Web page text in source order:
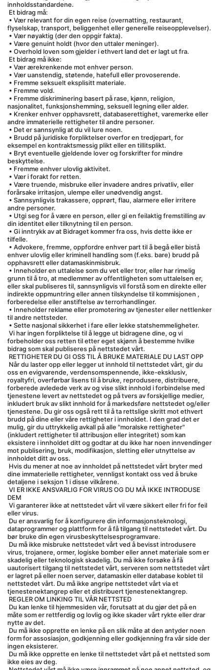
innholdsstandardene.
Et bidrag må:
flyselskap, transport, beliggenhet eller generelle reiseopplevelser).
• Vær nøyaktig (der den oppgir fakta).
• Være genuint holdt (hvor den uttaler meninger).
• Overhold loven som gjelder i ethvert land det er lagt ut fra.
Et bidrag må ikke:
• Vær ærekrenkende mot enhver person.
• Vær uanstendig, støtende, hatefull eller provoserende.
• Fremme seksuelt eksplisitt materiale.
• Fremme vold.
nasjonalitet, funksjonshemming, seksuell legning eller alder.
andre immaterielle rettigheter til andre personer.
• Det er sannsynlig at du vil lure noen.
eksempel en kontraktsmessig plikt eller en tillitsplikt.
beskyttelse.
• Fremme enhver ulovlig aktivitet.
• Vær i forakt for retten.
forårsake irritasjon, ulempe eller unødvendig angst.
andre personer.
din identitet eller tilknytning til en person.
tilfelle.
enhver ulovlig eller kriminell handling som (f.eks. bare) brudd på
opphavsrett eller datamaskinmisbruk.
grunn til å tro, at medlemmer av offentligheten som uttalelsen er,
eller skal publiseres til, sannsynligvis vil forstå som en direkte eller
indirekte oppmuntring eller annen tilskyndelse til kommisjonen ,
forberedelse eller anstiftelse av terrorhandlinger.
til andre nettsteder.
• Sette nasjonal sikkerhet i fare eller lekke statshemmeligheter.
forbeholder oss retten til etter eget skjønn å bestemme hvilke
bidrag som skal publiseres på nettstedet vårt.
RETTIGHETER DU GI OSS TIL Å BRUKE MATERIALE DU LAST OPP
oss en evigvarende, verdensomspennende, ikke-eksklusiv,
royaltyfri, overførbar lisens til å bruke, reprodusere, distribuere,
forberede avledede verk av og vise slikt innhold i forbindelse med
tjenestene levert av nettstedet og på tvers av forskjellige medier,
inkludert bruk av slikt innhold for å markedsføre nettstedet og/eller
tjenestene. Du gir oss også rett til å ta rettslige skritt mot ethvert
brudd på dine eller våre rettigheter i innholdet. I den grad det er
mulig, gir du uttrykkelig avkall på alle "moralske rettigheter"
(inkludert rettigheter til attribusjon eller integritet) som kan
eksistere i innholdet ditt og godtar at du ikke har noen innvendinger
mot publisering, bruk, modifikasjon, sletting eller utnyttelse av
innholdet ditt av oss.
dine immaterielle rettigheter, vennligst kontakt oss ved å bruke
detaljene i seksjon 1 i disse vilkårene.
DEM
eller virus.
dataprogrammer og plattform for å få tilgang til nettstedet vårt. Du
bør bruke din egen virusbeskyttelsesprogramvare.
virus, trojanere, ormer, logiske bomber eller annet materiale som er
skadelig eller teknologisk skadelig. Du må ikke forsøke å få
uautorisert tilgang til nettstedet vårt, serveren som nettstedet vårt
er lagret på eller noen server, datamaskin eller database koblet til
nettstedet vårt. Du må ikke angripe nettstedet vårt via et
tjenestenektangrep eller et distribuert tjenestenektangrep.
REGLER OM LINKING TIL VÅR NETTSTED
måte som er rettferdig og lovlig og ikke skader vårt rykte eller drar
nytte av det.
form for assosiasjon, godkjenning eller godkjenning fra vår side der
ingen eksisterer.
ikke eies av deg.